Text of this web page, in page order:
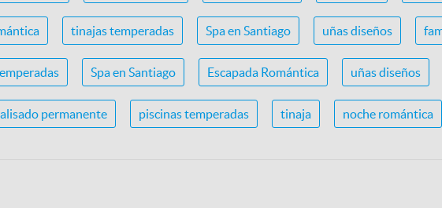
tinajas temperadas Spa en Santiago uñas diseños
Spa en Santiago Escapada Romántica uñas diseños
alisado permanente piscinas temperadas tinaja noche romántica